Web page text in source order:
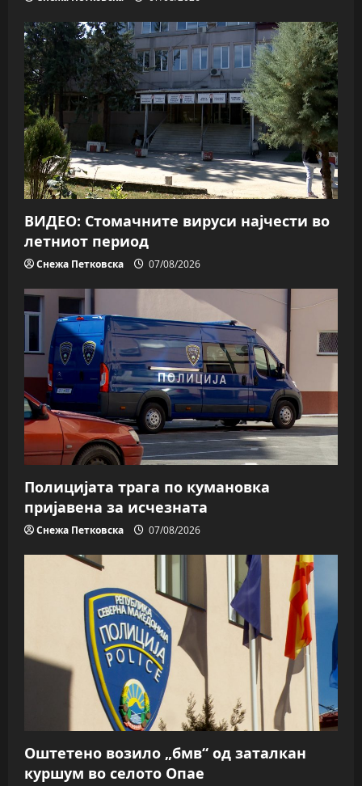
ВИДЕО: Стомачните вируси најчести во
летниот период
Снежа Петковска 07/08/2026
Полицијата трага пo кумановка
пријавена за исчезната
Снежа Петковска 07/08/2026
Оштетено возило „бмв“ од заталкан
куршум во селото Опае